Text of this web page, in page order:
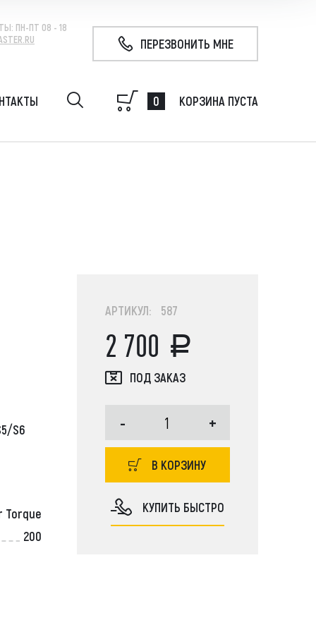
ПН-ПТ 08 - 18
ПЕРЕЗВОНИТЬ МНЕ
JCB, Case, Liebherr, Bobcat, Komatsu,
Doosan, Hitachi, Kobelco, Tadano, Aichi,
Dong Yang, New Holland, John Deere
0 КОРЗИНА ПУСТА
S6
Torque
200
АРТИКУЛ: 587
2 700
ПОД ЗАКАЗ
- +
В КОРЗИНУ
КУПИТЬ БЫСТРО